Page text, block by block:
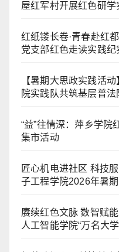
屋红军村开展红色研学
红纸镂长卷·青春赴红
党支部红色走读实践纪
【暑期大思政实践活
院实践队共筑基层普法
“益”往情深：萍乡学院
集市活动
匠心机电进社区 科技
子工程学院2026年暑
赓续红色文脉 数智赋
人工智能学院“万名大